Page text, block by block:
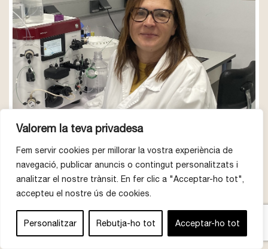
Valorem la teva privadesa
Fem servir cookies per millorar la vostra experiència de
navegació, publicar anuncis o contingut personalitzats i
analitzar el nostre trànsit. En fer clic a "Acceptar-ho tot",
accepteu el nostre ús de cookies.
Personalitzar Rebutja-ho tot Acceptar-ho tot
Volem animals sans i forts que
necessitin antibiòtics excepcionalment